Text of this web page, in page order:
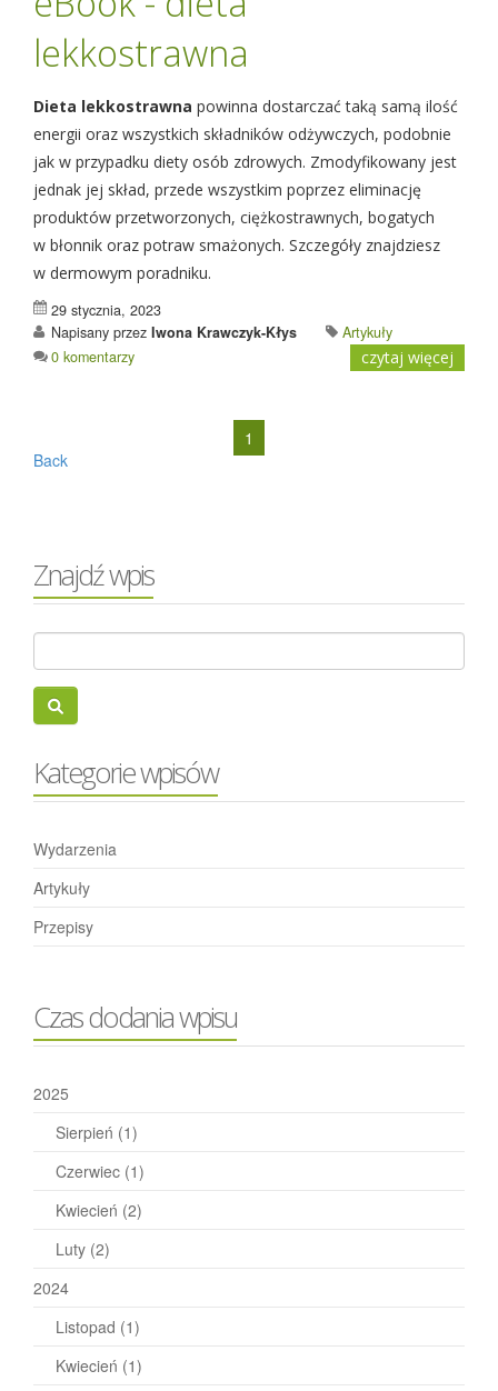
lekkostrawna
Dieta lekkostrawna powinna dostarczać taką samą ilość
energii oraz wszystkich składników odżywczych, podobnie
jak w przypadku diety osób zdrowych. Zmodyfikowany jest
jednak jej skład, przede wszystkim poprzez eliminację
produktów przetworzonych, ciężkostrawnych, bogatych
w błonnik oraz potraw smażonych. Szczegóły znajdziesz
w dermowym poradniku.
29 stycznia, 2023
Napisany przez Iwona Krawczyk-Kłys
Artykuły
0 komentarzy
czytaj więcej
1
Back
Znajdź wpis
Kategorie wpisów
Wydarzenia
Artykuły
Przepisy
Czas dodania wpisu
2025
Sierpień (1)
Czerwiec (1)
Kwiecień (2)
Luty (2)
2024
Listopad (1)
Kwiecień (1)